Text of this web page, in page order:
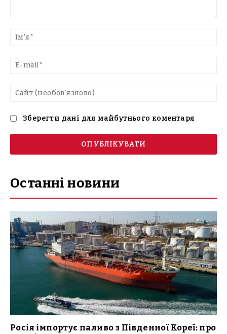
текст
Зберегти дані для майбутнього коментаря
Останні новини
Росія імпортує паливо з Південної Кореї: про